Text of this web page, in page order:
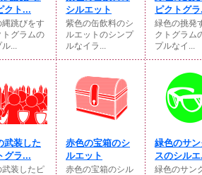
クト...
跳びをす
トグラムの
ル...
シルエット
紫色の缶飲料のシ
ルエットのシンプ
ルなイラ...
ピクトグ
緑色の挑発
クトグラム
プルなイ...
武装した
グラ...
武装したピ
赤色の宝箱のシ
ルエット
赤色の宝箱のシル
緑色のサン
スのシル
緑色のサン